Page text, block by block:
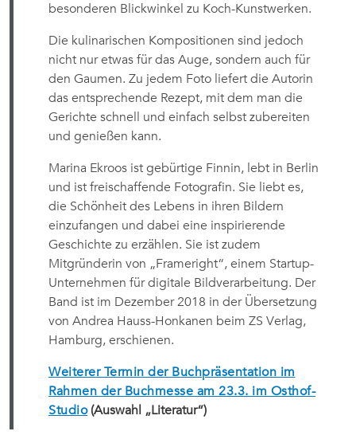
besonderen Blickwinkel zu Koch-Kunstwerken.
Die kulinarischen Kompositionen sind jedoch
nicht nur etwas für das Auge, sondern auch für
den Gaumen. Zu jedem Foto liefert die Autorin
das entsprechende Rezept, mit dem man die
Gerichte schnell und einfach selbst zubereiten
und genießen kann.
Marina Ekroos ist gebürtige Finnin, lebt in Berlin
und ist freischaffende Fotografin. Sie liebt es,
die Schönheit des Lebens in ihren Bildern
einzufangen und dabei eine inspirierende
Geschichte zu erzählen. Sie ist zudem
Mitgründerin von „Frameright“, einem Startup-
Unternehmen für digitale Bildverarbeitung. Der
Band ist im Dezember 2018 in der Übersetzung
von Andrea Hauss-Honkanen beim ZS Verlag,
Hamburg, erschienen.
Weiterer Termin der Buchpräsentation im
Rahmen der Buchmesse am 23.3. im Osthof-
Studio(Auswahl „Literatur“)